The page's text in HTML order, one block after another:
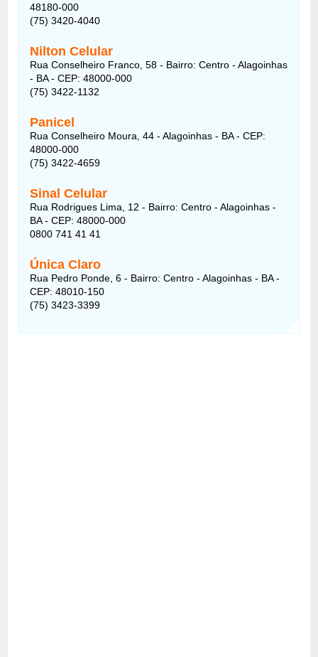
48180-000
(75) 3420-4040
Nilton Celular
Rua Conselheiro Franco, 58 - Bairro: Centro - Alagoinhas
- BA - CEP: 48000-000
(75) 3422-1132
Panicel
Rua Conselheiro Moura, 44 - Alagoinhas - BA - CEP:
48000-000
(75) 3422-4659
Sinal Celular
Rua Rodrigues Lima, 12 - Bairro: Centro - Alagoinhas -
BA - CEP: 48000-000
0800 741 41 41
Única Claro
Rua Pedro Ponde, 6 - Bairro: Centro - Alagoinhas - BA -
CEP: 48010-150
(75) 3423-3399